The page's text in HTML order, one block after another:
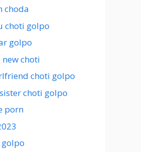
choda
choti golpo
golpo
choti
choti golpo
choti golpo
porn